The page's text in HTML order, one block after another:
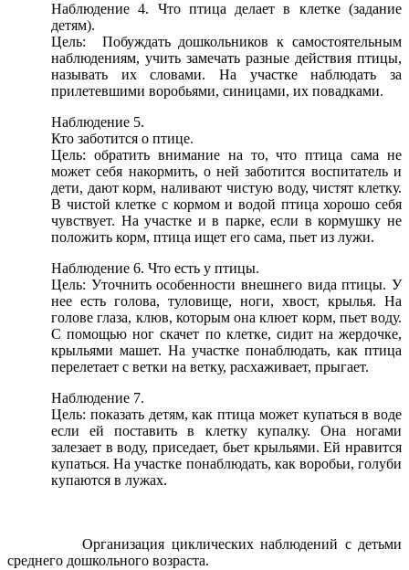
Наблюдение 4. Что птица делает в клетке (задание
детям).
Цель: Побуждать дошкольников к самостоятельным
наблюдениям, учить замечать разные действия птицы,
называть их словами. На участке наблюдать за
прилетевшими воробьями, синицами, их повадками.
Наблюдение 5.
Кто заботится о птице.
Цель: обратить внимание на то, что птица сама не
может себя накормить, о ней заботится воспитатель и
дети, дают корм, наливают чистую воду, чистят клетку.
В чистой клетке с кормом и водой птица хорошо себя
чувствует. На участке и в парке, если в кормушку не
положить корм, птица ищет его сама, пьет из лужи.
Наблюдение 6. Что есть у птицы.
Цель: Уточнить особенности внешнего вида птицы. У
нее есть голова, туловище, ноги, хвост, крылья. На
голове глаза, клюв, которым она клюет корм, пьет воду.
С помощью ног скачет по клетке, сидит на жердочке,
крыльями машет. На участке понаблюдать, как птица
перелетает с ветки на ветку, расхаживает, прыгает.
Наблюдение 7.
Цель: показать детям, как птица может купаться в воде
если ей поставить в клетку купалку. Она ногами
залезает в воду, приседает, бьет крыльями. Ей нравится
купаться. На участке понаблюдать, как воробьи, голуби
купаются в лужах.
Организация циклических наблюдений с детьми
среднего дошкольного возраста.